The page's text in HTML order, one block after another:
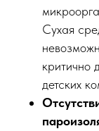
Сухая
критично
детских